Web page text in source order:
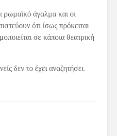
ρωμαϊκό άγαλμα και οι
ότι ίσως πρόκειται
σε κάποια θεατρική
δεν το έχει αναζητήσει.